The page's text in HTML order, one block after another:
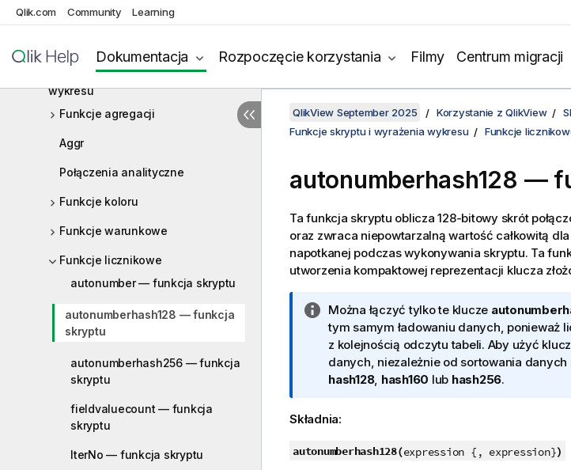
Qlik.com Community Learning
Dokumentacja Rozpoczęcie korzystania Filmy Centrum migracji
Wyrażenia wykresu
Funkcje skryptu i wyrażenia
wykresu
Funkcje agregacji
Aggr
Połączenia analityczne
Funkcje koloru
Funkcje warunkowe
Funkcje licznikowe
autonumber — funkcja skryptu
autonumberhash128 — funkcja
skryptu
autonumberhash256 — funkcja
skryptu
fieldvaluecount — funkcja
skryptu
IterNo — funkcja skryptu
QlikView September 2025 Korzystanie z QlikView
Funkcje skryptu i wyrażenia wykresu
Funkcje
autonumberhash128 —
Ta funkcja skryptu oblicza 128-bitowy skrót
oraz zwraca niepowtarzalną wartość całkowitą
napotkanej podczas wykonywania skryptu. Ta
utworzenia kompaktowej reprezentacji klucza
I
n
f
o
r
a
j
Można łączyć tylko te klucze
tym samym ładowaniu danych, ponieważ
z kolejnością odczytu tabeli. Aby użyć
danych, niezależnie od sortowania
hash128, hash160 lub hash256.
Składnia:
autonumberhash128(expression {, expression})